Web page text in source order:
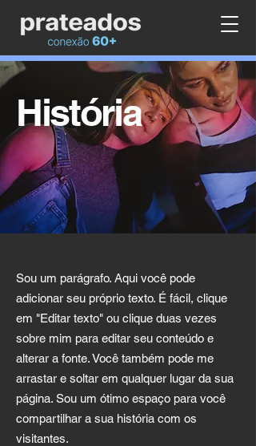
História
Sou um parágrafo. Aqui você pode
adicionar seu próprio texto. É fácil, clique
em "Editar texto" ou clique duas vezes
sobre mim para editar seu conteúdo e
alterar a fonte. Você também pode me
arrastar e soltar em qualquer lugar da sua
página. Sou um ótimo espaço para você
compartilhar a sua história com os
visitantes.